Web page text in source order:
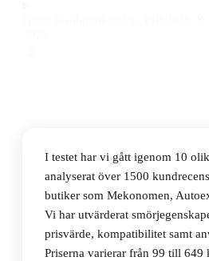
I testet har vi gått igenom 10
analyserat över 1500
butiker som Mekonomen,
Vi har utvärderat
prisvärde, kompatibilitet samt
Priserna varierar från 99 till 649